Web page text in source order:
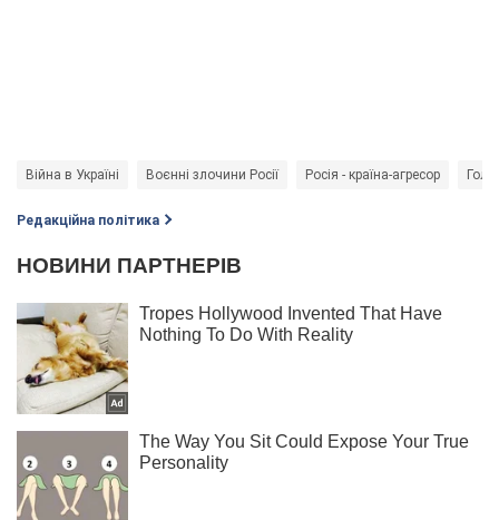
Війна в Україні Воєнні злочини Росії Росія - країна-агресор
Редакційна політика